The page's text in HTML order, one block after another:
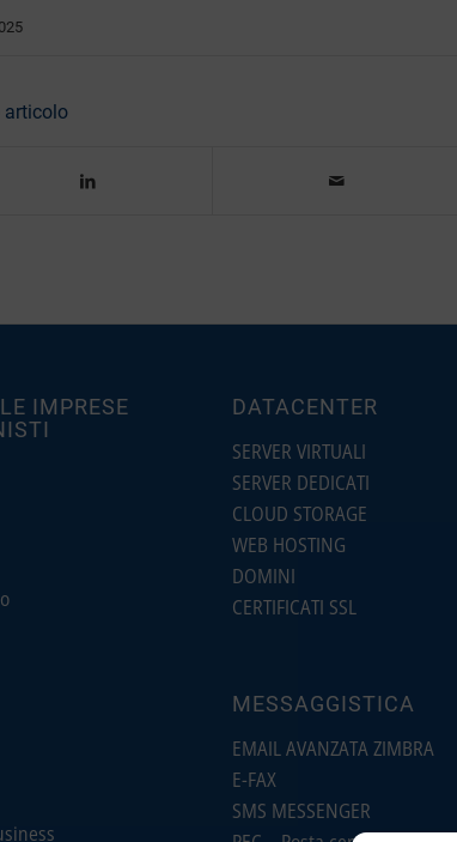
articolo
IMPRESE
DATACENTER
SERVER VIRTUALI
SERVER DEDICATI
CLOUD STORAGE
WEB HOSTING
DOMINI
CERTIFICATI SSL
MESSAGGISTICA
EMAIL AVANZATA ZIMBRA
E-FAX
SMS MESSENGER